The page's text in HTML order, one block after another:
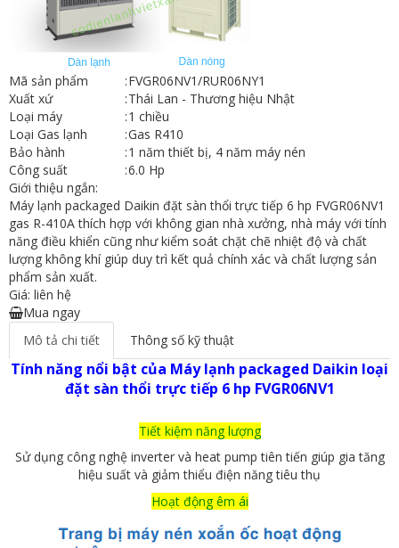
Mã sản phẩm :FVGR06NV1/RUR06NY1
Xuất xứ
:Thái Lan - Thương hiệu Nhật
Loại máy
:1 chiều
Loại Gas lạnh
:Gas R410
Bảo hành
:1 năm thiết bị, 4 năm máy nén
Công suất
:6.0 Hp
Giới thiệu ngắn:
Máy lạnh packaged Daikin đặt sàn thổi trực tiếp 6 hp FVGR06NV1
gas R-410A thích hợp với không gian nhà xưởng, nhà máy với tính
năng điều khiển cũng như kiểm soát chặt chẽ nhiệt độ và chất
lượng không khí giúp duy trì kết quả chính xác và chất lượng sản
phẩm sản xuất.
Giá: liên hệ
Mua ngay
Mô tả chi tiết
Thông số kỹ thuật
Tính năng nổi bật của Máy lạnh packaged Daikin loại
đặt sàn thổi trực tiếp 6 hp FVGR06NV1
Tiết kiệm năng lượng
Sử dụng công nghệ inverter và heat pump tiên tiến giúp gia tăng
hiệu suất và giảm thiểu điện năng tiêu thụ
Hoạt động êm ái